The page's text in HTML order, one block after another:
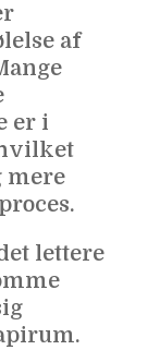
af
er i
mere
lettere